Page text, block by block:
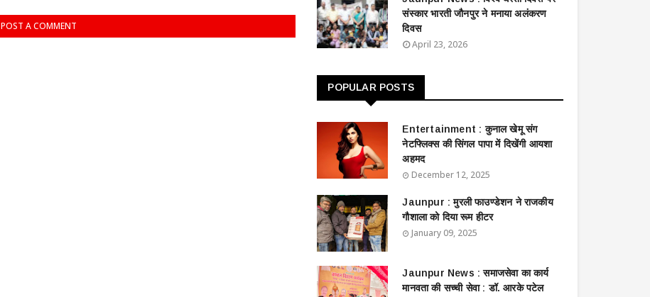
POST A COMMENT
संस्कार भारती जौनपुर ने मनाया अलंकरण
दिवस
April 23, 2026
POPULAR POSTS
Entertainment : ​​​​कुनाल खेमू संग
नेटफ्लिक्स की सिंगल पापा में दिखेंगी आयशा
अहमद
December 12, 2025
Jaunpur : ​मुरली फाउण्डेशन ने राजकीय
गौशाला को दिया रूम हीटर
January 09, 2025
Jaunpur News : ​समाजसेवा का कार्य
मानवता की सच्ची सेवा : डॉ. आरके पटेल